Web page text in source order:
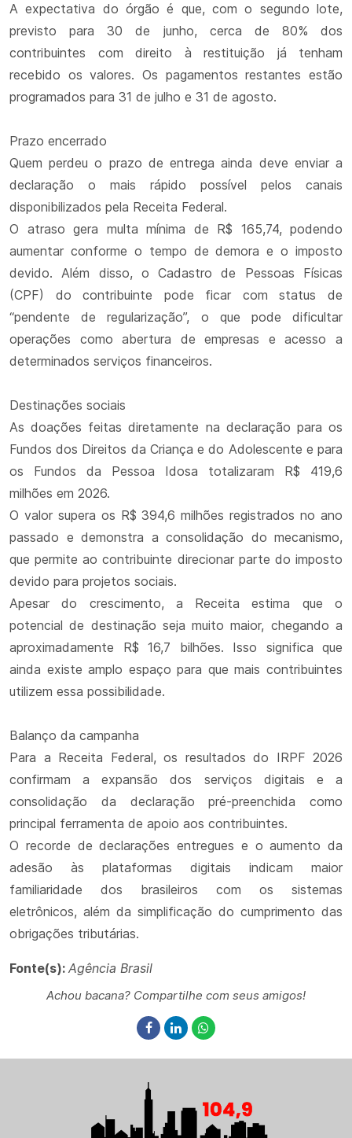
A expectativa do órgão é que, com o segundo lote,
previsto para 30 de junho, cerca de 80% dos
contribuintes com direito à restituição já tenham
recebido os valores. Os pagamentos restantes estão
programados para 31 de julho e 31 de agosto.
Prazo encerrado
Quem perdeu o prazo de entrega ainda deve enviar a
declaração o mais rápido possível pelos canais
disponibilizados pela Receita Federal.
O atraso gera multa mínima de R$ 165,74, podendo
aumentar conforme o tempo de demora e o imposto
devido. Além disso, o Cadastro de Pessoas Físicas
(CPF) do contribuinte pode ficar com status de
“pendente de regularização”, o que pode dificultar
operações como abertura de empresas e acesso a
determinados serviços financeiros.
Destinações sociais
As doações feitas diretamente na declaração para os
Fundos dos Direitos da Criança e do Adolescente e para
os Fundos da Pessoa Idosa totalizaram R$ 419,6
milhões em 2026.
O valor supera os R$ 394,6 milhões registrados no ano
passado e demonstra a consolidação do mecanismo,
que permite ao contribuinte direcionar parte do imposto
devido para projetos sociais.
Apesar do crescimento, a Receita estima que o
potencial de destinação seja muito maior, chegando a
aproximadamente R$ 16,7 bilhões. Isso significa que
ainda existe amplo espaço para que mais contribuintes
utilizem essa possibilidade.
Balanço da campanha
Para a Receita Federal, os resultados do IRPF 2026
confirmam a expansão dos serviços digitais e a
consolidação da declaração pré-preenchida como
principal ferramenta de apoio aos contribuintes.
O recorde de declarações entregues e o aumento da
adesão às plataformas digitais indicam maior
familiaridade dos brasileiros com os sistemas
eletrônicos, além da simplificação do cumprimento das
obrigações tributárias.
Fonte(s): Agência Brasil
Achou bacana? Compartilhe com seus amigos!